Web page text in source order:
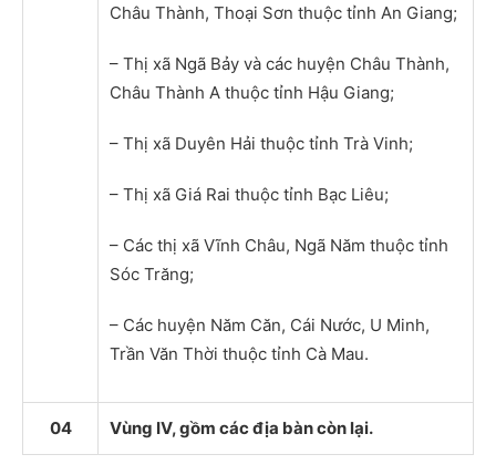
Châu Thành, Thoại Sơn thuộc tỉnh An Giang;
– Thị xã Ngã Bảy và các huyện Châu Thành,
Châu Thành A thuộc tỉnh Hậu Giang;
– Thị xã Duyên Hải thuộc tỉnh Trà Vinh;
– Thị xã Giá Rai thuộc tỉnh Bạc Liêu;
– Các thị xã Vĩnh Châu, Ngã Năm thuộc tỉnh
Sóc Trăng;
– Các huyện Năm Căn, Cái Nước, U Minh,
Trần Văn Thời thuộc tỉnh Cà Mau.
04 Vùng IV, gồm các địa bàn còn lại.